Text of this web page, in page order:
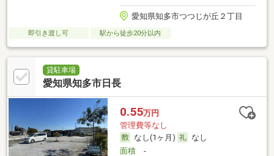
愛知県知多市つつじが丘２丁目
即引き渡し可 駅から徒歩20分以内
貸駐車場
愛知県知多市日長
0.55万円
管理費等なし
なし(1ヶ月)
なし
面積-